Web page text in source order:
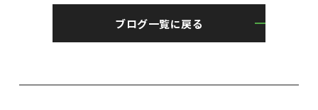
ブログ一覧に戻る